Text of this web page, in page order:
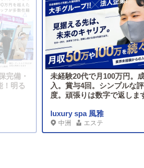
完備・
！明る
未経験20代で月100万円。
入。賞与4回。シンプルな
度。頑張りは数字で返しま
luxury spa 風雅
中洲 エステ